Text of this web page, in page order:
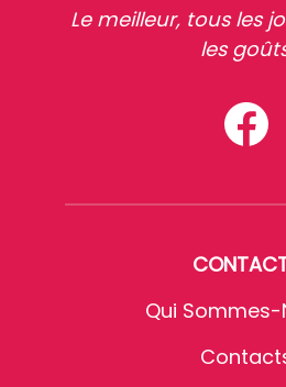
Le meilleur, tous les
les
Qui Sommes-